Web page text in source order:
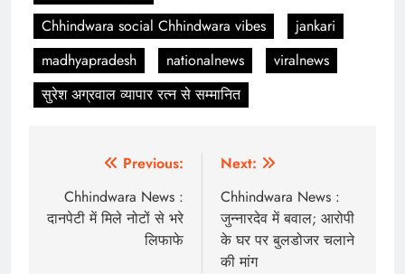
Chhindwara social Chhindwara vibes
jankari
madhyapradesh
nationalnews
viralnews
सुरेश अग्रवाल व्यापार रत्न से सम्मानित
navigation
Previous:
Chhindwara News :
दानपेटी में मिले नोटों से भरे
लिफाफे
Next:
Chhindwara News :
जुन्नारदेव में बवाल; आरोपी
के घर पर बुलडोजर चलाने
की मांग